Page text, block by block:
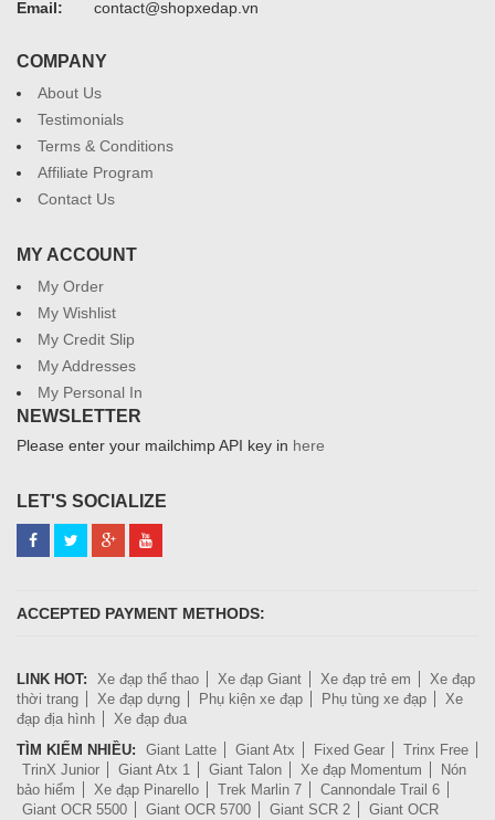
Email:
contact@shopxedap.vn
COMPANY
About Us
Testimonials
Terms & Conditions
Affiliate Program
Contact Us
MY ACCOUNT
My Order
My Wishlist
My Credit Slip
My Addresses
My Personal In
NEWSLETTER
Please enter your mailchimp API key in here
LET'S SOCIALIZE
ACCEPTED PAYMENT METHODS:
LINK HOT: Xe đạp thể thao Xe đạp Giant Xe đạp trẻ em
Xe đạp
thời trang
Xe đạp dựng Phụ kiện xe đạp Phụ tùng xe đạp
Xe
đạp địa hình
Xe đạp đua
TÌM KIẾM NHIỀU:
Giant Latte Giant Atx Fixed Gear
Trinx Free
TrinX Junior
Giant Atx 1 Giant Talon Xe đạp Momentum
Nón
bảo hiểm
Xe đạp Pinarello Trek Marlin 7
Cannondale Trail 6
Giant OCR 5500
Giant OCR 5700 Giant SCR 2
Giant OCR